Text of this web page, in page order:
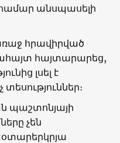
անսպասելի
հրավիրված
հայտարարեց,
լսել է
պաշտոնյայի
չեն